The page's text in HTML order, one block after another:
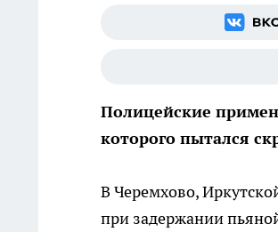
Полицейские
которого пытался
В Черемхово,
при задержании